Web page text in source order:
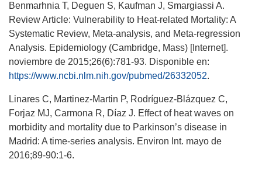
Benmarhnia T, Deguen S, Kaufman J, Smargiassi A.
Review Article: Vulnerability to Heat-related Mortality: A
Systematic Review, Meta-analysis, and Meta-regression
Analysis. Epidemiology (Cambridge, Mass) [Internet].
noviembre de 2015;26(6):781-93. Disponible en:
https://www.ncbi.nlm.nih.gov/pubmed/26332052.
Linares C, Martinez-Martin P, Rodríguez-Blázquez C,
Forjaz MJ, Carmona R, Díaz J. Effect of heat waves on
morbidity and mortality due to Parkinson’s disease in
Madrid: A time-series analysis. Environ Int. mayo de
2016;89-90:1-6.